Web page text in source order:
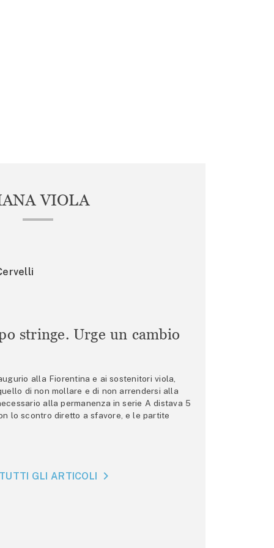
VIOLA
stringe. Urge un cambio
alla Fiorentina e ai sostenitori viola,
di non mollare e di non arrendersi alla
alla permanenza in serie A distava 5
lo scontro diretto a sfavore, e le partite
GLI ARTICOLI